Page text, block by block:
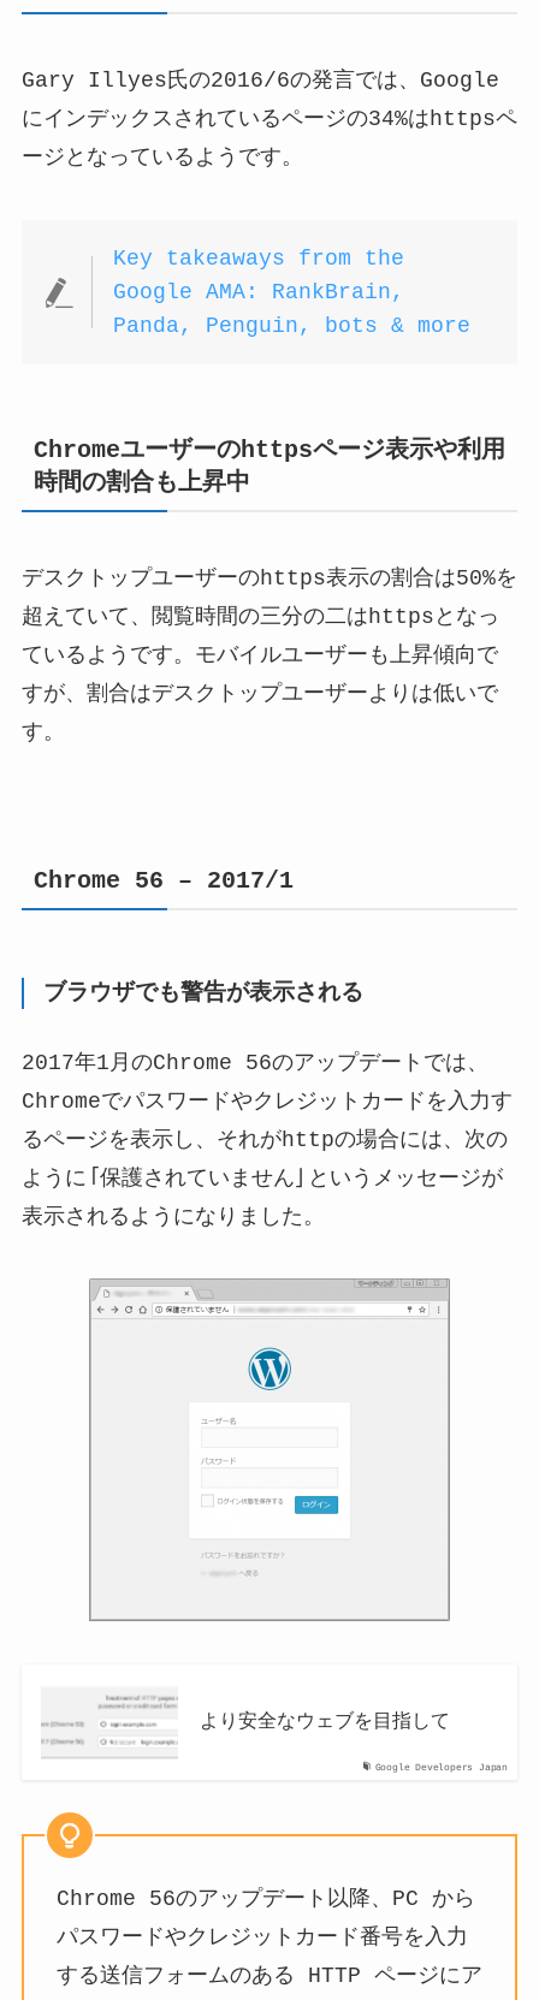
Gary Illyes氏の2016/6の発言では、Google
にインデックスされているページの34%はhttpsペ
ージとなっているようです。
Key takeaways from the
Google AMA: RankBrain,
Panda, Penguin, bots & more
Chromeユーザーのhttpsページ表示や利用
時間の割合も上昇中
デスクトップユーザーのhttps表示の割合は50%を
超えていて、閲覧時間の三分の二はhttpsとなっ
ているようです。モバイルユーザーも上昇傾向で
すが、割合はデスクトップユーザーよりは低いで
す。
Chrome 56 – 2017/1
ブラウザでも警告が表示される
2017年1月のChrome 56のアップデートでは、
Chromeでパスワードやクレジットカードを入力す
るページを表示し、それがhttpの場合には、次の
ように「保護されていません」というメッセージが
表示されるようになりました。
Google Developers Japan
より安全なウェブを目指して
Chrome 56のアップデート以降、PC から
パスワードやクレジットカード番号を入力
する送信フォームのある HTTP ページにア